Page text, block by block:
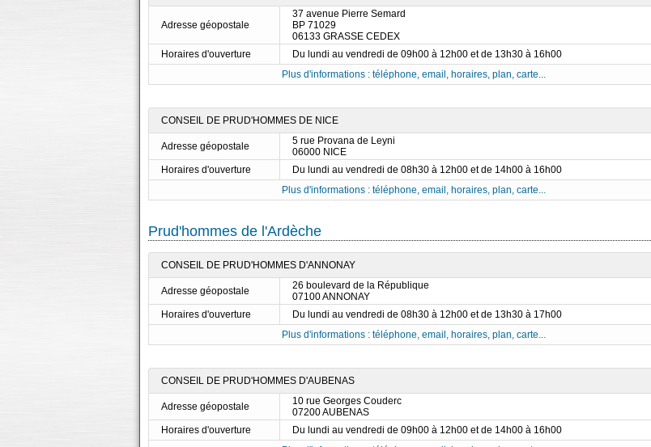
Adresse géopostale
37 avenue Pierre Semard
BP 71029
06133 GRASSE CEDEX
Horaires d'ouverture
Du lundi au vendredi de 09h00 à 12h00 et de 13h30 à 16h00
Plus d'informations : téléphone, email, horaires, plan, carte...
CONSEIL DE PRUD'HOMMES DE NICE
Adresse géopostale
5 rue Provana de Leyni
06000 NICE
Horaires d'ouverture
Du lundi au vendredi de 08h30 à 12h00 et de 14h00 à 16h00
Plus d'informations : téléphone, email, horaires, plan, carte...
Prud'hommes de l'Ardèche
CONSEIL DE PRUD'HOMMES D'ANNONAY
Adresse géopostale
26 boulevard de la République
07100 ANNONAY
Horaires d'ouverture
Du lundi au vendredi de 08h30 à 12h00 et de 13h30 à 17h00
Plus d'informations : téléphone, email, horaires, plan, carte...
CONSEIL DE PRUD'HOMMES D'AUBENAS
Adresse géopostale
10 rue Georges Couderc
07200 AUBENAS
Horaires d'ouverture
Du lundi au vendredi de 09h00 à 12h00 et de 14h00 à 16h00